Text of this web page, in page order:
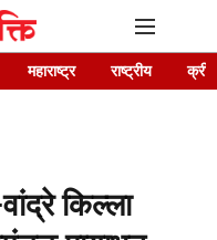
महाराष्ट्र राष्ट्रीय
किल्ला